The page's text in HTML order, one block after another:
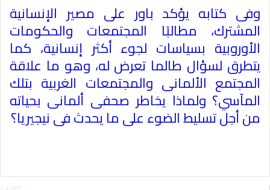
وفى كتابه يؤكد باور على مصير الإنسانية
المشترك، مطالبًا المجتمعات والحكومات
الأوروبية بسياسات لجوء أكثر إنسانية، كما
يتطرق لسؤال طالما تعرض له، وهو ما علاقة
المجتمع الألمانى والمجتمعات الغربية بتلك
المآسي؟ ولماذا يخاطر صحفى ألمانى بحياته
من أجل تسليط الضوء على ما يحدث فى نيجيريا؟